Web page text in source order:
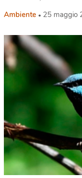
Ambiente 25 maggio